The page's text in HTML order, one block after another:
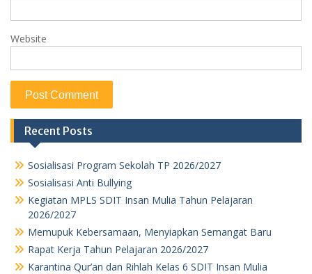
Website
Recent Posts
Sosialisasi Program Sekolah TP 2026/2027
Sosialisasi Anti Bullying
Kegiatan MPLS SDIT Insan Mulia Tahun Pelajaran
2026/2027
Memupuk Kebersamaan, Menyiapkan Semangat Baru
Rapat Kerja Tahun Pelajaran 2026/2027
Karantina Qur’an dan Rihlah Kelas 6 SDIT Insan Mulia